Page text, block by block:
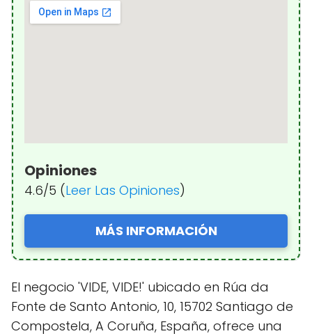
Opiniones
4.6/5 (Leer Las Opiniones)
MÁS INFORMACIÓN
El negocio 'VIDE, VIDE!' ubicado en Rúa da
Fonte de Santo Antonio, 10, 15702 Santiago de
Compostela, A Coruña, España, ofrece una